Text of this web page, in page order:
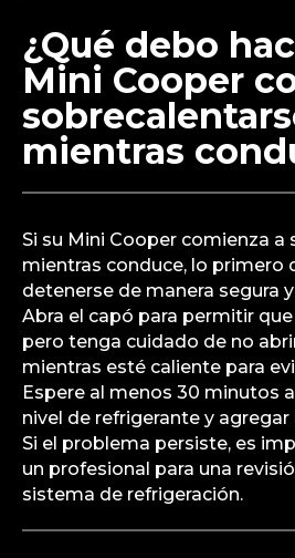
¿Qué debo
Mini Cooper
mientras
Si su Mini Cooper comienza a
mientras conduce, lo primero
detenerse de manera segura
Abra el capó para permitir
pero tenga cuidado de no
mientras esté caliente para
Espere al menos 30 minutos
nivel de refrigerante y agregar
Si el problema persiste, es
un profesional para una
sistema de refrigeración.